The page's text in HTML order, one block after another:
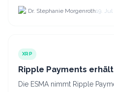
verblieb.
Dr. Stephanie Morgenroth19.
XRP
Ripple Payments
Die ESMA nimmt Ripple